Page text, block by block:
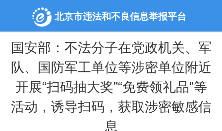
北京市违法和不良信息举报平台
国安部：不法分子在党政机关、军
队、国防军工单位等涉密单位附近
开展“扫码抽大奖”“免费领礼品”等
活动，诱导扫码，获取涉密敏感信
息